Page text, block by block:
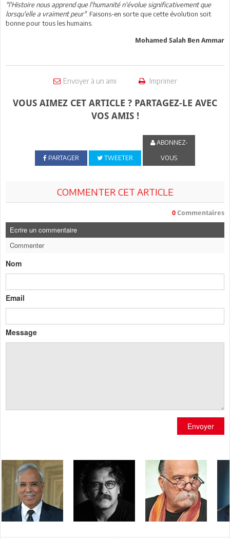
"l'Histoire nous apprend que l'humanité n'évolue significativement que
lorsqu'elle a vraiment peur". Faisons-en sorte que cette évolution soit
bonne pour tous les humains.
Mohamed Salah Ben Ammar
Envoyer à un ami Imprimer
VOUS AIMEZ CET ARTICLE ? PARTAGEZ-LE AVEC
VOS AMIS !
PARTAGER TWEETER
ABONNEZ-
VOUS
COMMENTER CET ARTICLE
0 Commentaires
Ecrire un commentaire
Commenter
Nom
Email
Message
Envoyer